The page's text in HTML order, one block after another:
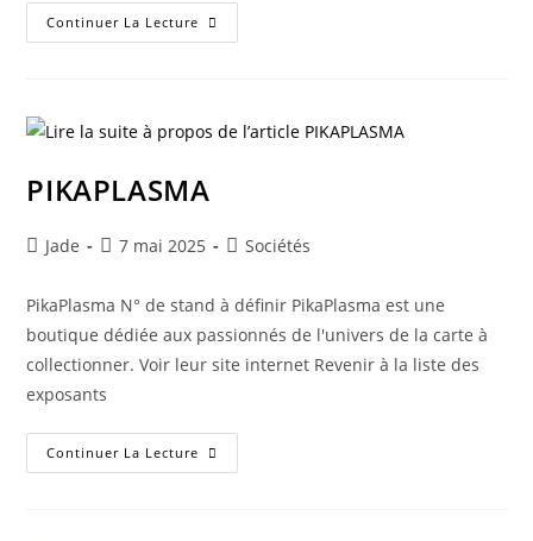
Continuer La Lecture
PIKAPLASMA
Jade 7 mai 2025 Sociétés
PikaPlasma N° de stand à définir PikaPlasma est une
boutique dédiée aux passionnés de l'univers de la carte à
collectionner. Voir leur site internet Revenir à la liste des
exposants
Continuer La Lecture